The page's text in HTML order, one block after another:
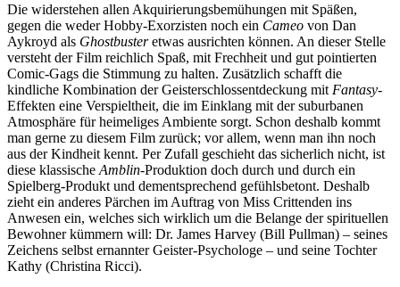
Die widerstehen allen Akquirierungsbemühungen mit Späßen,
gegen die weder Hobby-Exorzisten noch ein Cameo von Dan
Aykroyd als Ghostbusteretwas ausrichten können. An dieser Stelle
versteht der Film reichlich Spaß, mit Frechheit und gut pointierten
Comic-Gags die Stimmung zu halten. Zusätzlich schafft die
kindliche Kombination der Geisterschlossentdeckung mit Fantasy-
Effekten eine Verspieltheit, die im Einklang mit der suburbanen
Atmosphäre für heimeliges Ambiente sorgt. Schon deshalb kommt
man gerne zu diesem Film zurück; vor allem, wenn man ihn noch
aus der Kindheit kennt. Per Zufall geschieht das sicherlich nicht, ist
diese klassische Amblin-Produktion doch durch und durch ein
Spielberg-Produkt und dementsprechend gefühlsbetont. Deshalb
zieht ein anderes Pärchen im Auftrag von Miss Crittenden ins
Anwesen ein, welches sich wirklich um die Belange der spirituellen
Bewohner kümmern will: Dr. James Harvey (Bill Pullman) – seines
Zeichens selbst ernannter Geister-Psychologe – und seine Tochter
Kathy (Christina Ricci).